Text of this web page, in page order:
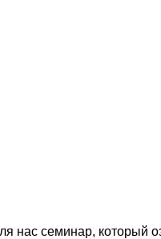
нас семинар, который